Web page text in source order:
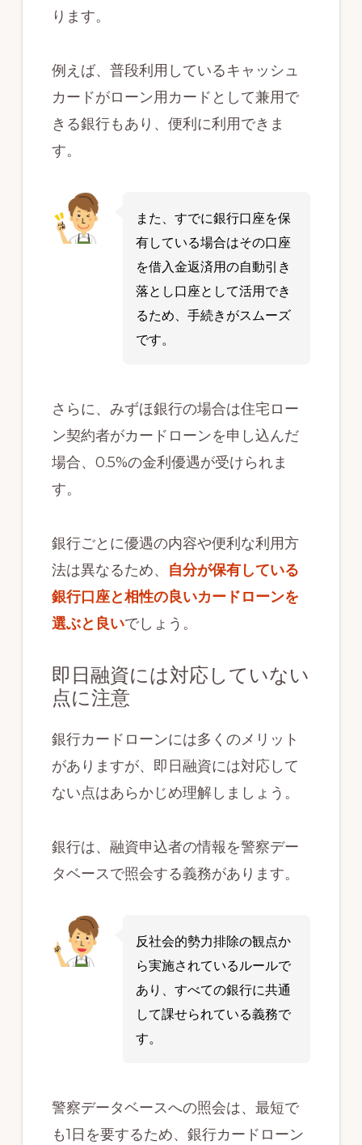
ります。
例えば、普段利用しているキャッシュ
カードがローン用カードとして兼用で
きる銀行もあり、便利に利用できま
す。
また、すでに銀行口座を保
有している場合はその口座
を借入金返済用の自動引き
落とし口座として活用でき
るため、手続きがスムーズ
です。
さらに、みずほ銀行の場合は住宅ロー
ン契約者がカードローンを申し込んだ
場合、0.5%の金利優遇が受けられま
す。
銀行ごとに優遇の内容や便利な利用方
法は異なるため、 自分が保有している
銀行口座と相性の良いカードローンを
選ぶと良いでしょう。
即日融資には対応していない
点に注意
銀行カードローンには多くのメリット
がありますが、即日融資には対応して
ない点はあらかじめ理解しましょう。
銀行は、融資申込者の情報を警察デー
タベースで照会する義務があります。
反社会的勢力排除の観点か
ら実施されているルールで
あり、すべての銀行に共通
して課せられている義務で
す。
警察データベースへの照会は、最短で
も1日を要するため、銀行カードローン